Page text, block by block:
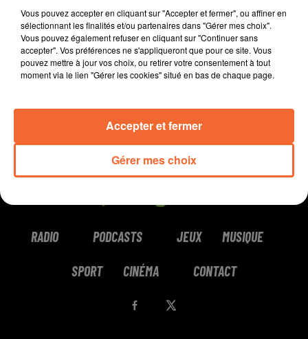
0:00 6 min 50 sec
RADIO PODCASTS JEUX MUSIQUE
SPORT CINÉMA CONTACT
Vous pouvez accepter en cliquant sur "Accepter et fermer", ou affiner en
sélectionnant les finalités et/ou partenaires dans "Gérer mes choix".
Vous pouvez également refuser en cliquant sur "Continuer sans
accepter". Vos préférences ne s'appliqueront que pour ce site. Vous
pouvez mettre à jour vos choix, ou retirer votre consentement à tout
moment via le lien "Gérer les cookies" situé en bas de chaque page.
Gérer mes choix
Accepter et fermer